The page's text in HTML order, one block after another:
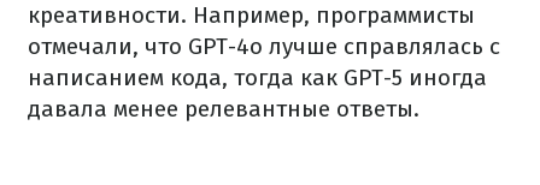
креативности. Например, программисты
отмечали, что GPT-4o лучше справлялась с
написанием кода, тогда как GPT-5 иногда
давала менее релевантные ответы.